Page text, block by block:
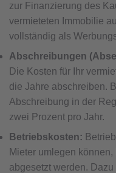
zur Finanzierung des
vermieteten Immobilie
vollständig als
Abschreibungen
Die Kosten für Ihr
die Jahre abschreiben.
Abschreibung in der
zwei Prozent pro Jahr.
Betriebskosten:
Mieter umlegen
abgesetzt werden. Dazu